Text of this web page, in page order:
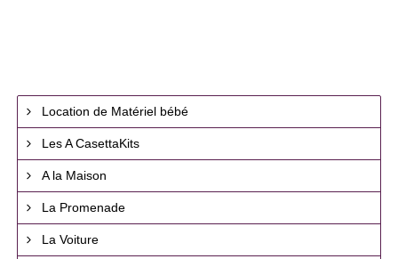
Location de Matériel bébé
Les A CasettaKits
A la Maison
La Promenade
La Voiture